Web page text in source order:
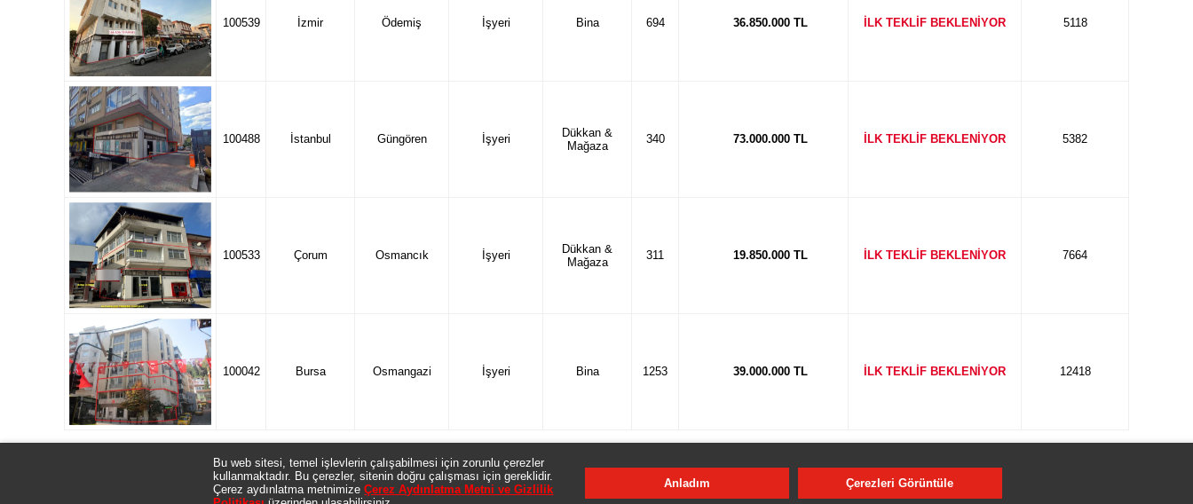
100539 İzmir Ödemiş İşyeri Bina 694 36.850.000 TL İLK TEKLİF BEKLENİYOR 5118
100488 İstanbul Güngören İşyeri
Dükkan &
Mağaza
340 73.000.000 TL İLK TEKLİF BEKLENİYOR 5382
100533 Çorum Osmancık İşyeri
Dükkan &
Mağaza
311 19.850.000 TL İLK TEKLİF BEKLENİYOR 7664
100042 Bursa Osmangazi İşyeri Bina 1253 39.000.000 TL İLK TEKLİF BEKLENİYOR 12418
Gayrimenkullerle ilgili olarak Banka tarafından verilen tüm bilgiler, resimler, açıklamalar ve basında, internette yayınlanan her türlü ilanlar (satış listesi,tanıtım metni,gazete ilanı,internet,afiş vb.) taahhüt
niteliğinde olmayıp genel bilgi niteliğindedir. Gayrimenkulün fili durumuyla Banka tarafından verilen bilgilerin farklı olması halinde Banka'nın herhangi bir yükümlülüğü bulunmayacaktır.
Bu web sitesi, temel işlevlerin çalışabilmesi için zorunlu çerezler
kullanmaktadır. Bu çerezler, sitenin doğru çalışması için gereklidir.
Çerez aydınlatma metnimizeÇerez Aydınlatma Metni ve Gizlilik
Anladım Çerezleri Görüntüle